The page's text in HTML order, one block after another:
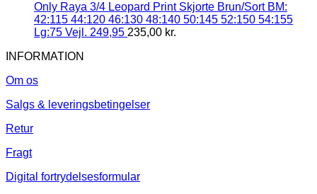
Only Raya 3/4 Leopard Print Skjorte Brun/Sort BM:
42:115 44:120 46:130 48:140 50:145 52:150 54:155
Lg:75 Vejl. 249,95 235,00 kr.
INFORMATION
Om os
Salgs & leveringsbetingelser
Retur
Fragt
Digital fortrydelsesformular